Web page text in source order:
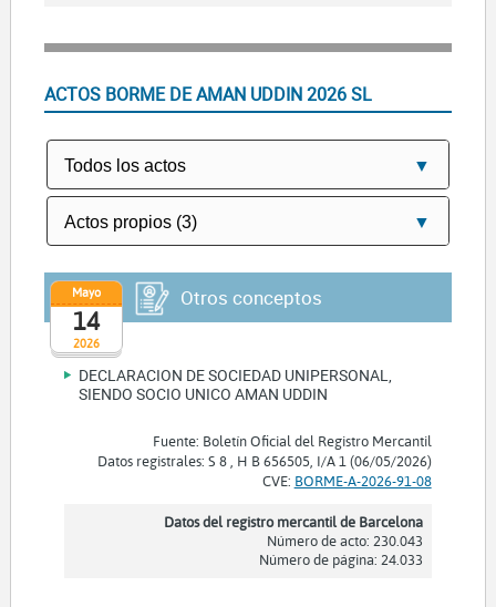
ACTOS BORME DE AMAN UDDIN 2026 SL
2026
Mayo
14
Otros conceptos
DECLARACION DE SOCIEDAD UNIPERSONAL,
SIENDO SOCIO UNICO AMAN UDDIN
Fuente: Boletín Oficial del Registro Mercantil
Datos registrales: S 8 , H B 656505, I/A 1 (06/05/2026)
CVE: BORME-A-2026-91-08
Datos del registro mercantil de Barcelona
Número de acto: 230.043
Número de página: 24.033